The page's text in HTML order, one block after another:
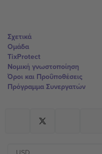
Σχετικά
Ομάδα
TixProtect
Νομική γνωστοποίηση
Όροι και Προΰποθέσεις
Πρόγραμμα Συνεργατών